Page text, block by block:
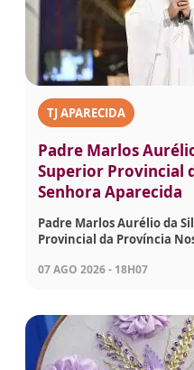
TJ APARECIDA
Padre Marlos
Superior Provincial
Senhora Aparecida
Padre Marlos Aurélio da
Provincial da Província
07 AGO 2026 - 18H07